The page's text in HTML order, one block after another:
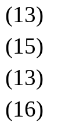
(13)
(15)
(13)
(16)